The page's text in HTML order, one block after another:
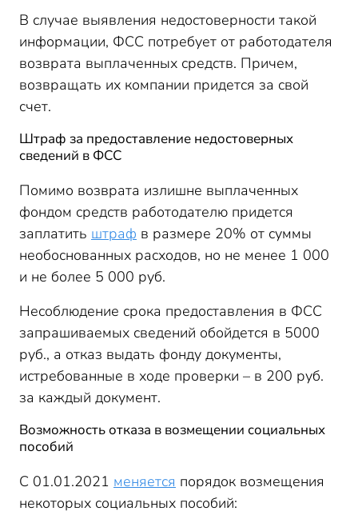
В случае выявления недостоверности такой
информации, ФСС потребует от работодателя
возврата выплаченных средств. Причем,
возвращать их компании придется за свой
счет.
Штраф за предоставление недостоверных
сведений в ФСС
Помимо возврата излишне выплаченных
фондом средств работодателю придется
заплатить штраф в размере 20% от суммы
необоснованных расходов, но не менее 1 000
и не более 5 000 руб.
Несоблюдение срока предоставления в ФСС
запрашиваемых сведений обойдется в 5000
руб., а отказ выдать фонду документы,
истребованные в ходе проверки – в 200 руб.
за каждый документ.
Возможность отказа в возмещении социальных
пособий
С 01.01.2021 меняется порядок возмещения
некоторых социальных пособий: